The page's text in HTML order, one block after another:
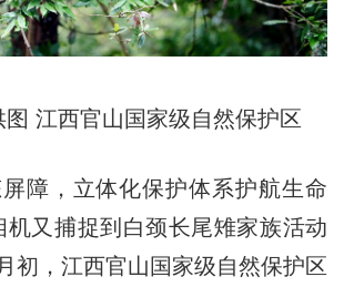
江西官山国家级自然保护区
，立体化保护体系护航生命
机又捕捉到白颈长尾雉家族活动
初，江西官山国家级自然保护区